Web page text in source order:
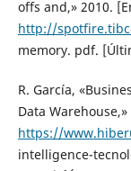
offs and,» 2010.
http://
memory. pdf.
R. García,
Data
https://
intelligence-